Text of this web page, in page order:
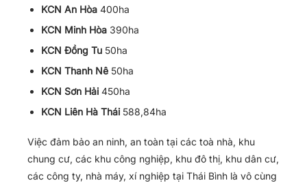
KCN An Hòa 400ha
KCN Minh Hòa 390ha
KCN Đồng Tu 50ha
KCN Thanh Nê 50ha
KCN Sơn Hải 450ha
KCN Liên Hà Thái 588,84ha
Việc đảm bảo an ninh, an toàn tại các toà nhà, khu
chung cư, các khu công nghiệp, khu đô thị, khu dân cư,
các công ty, nhà máy, xí nghiệp tại Thái Bình là vô cùng